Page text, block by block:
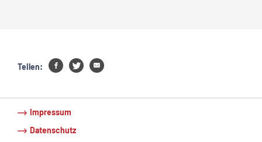
Teilen:
Impressum
Datenschutz